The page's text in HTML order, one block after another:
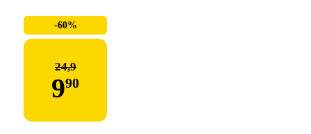
-60%
24,9
990